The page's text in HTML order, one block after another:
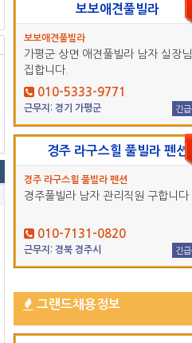
보보애견풀빌라
보보애견풀빌라
가평군 상면 애견풀빌라 남자 실장
집합니다.
010-5333-9771
근무지: 경기 가평군 긴
경주 라구스힐 풀빌라 펜션
경주 라구스힐 풀빌라 펜션
경주풀빌라 남자 관리직원 구합니다
010-7131-0820
근무지: 경북 경주시 긴
그랜드채용정보